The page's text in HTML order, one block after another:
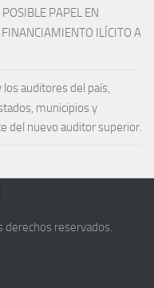
PAPEL EN
ILÍCITO A
los auditores del país,
municipios y
del nuevo auditor superior.
derechos reservados.